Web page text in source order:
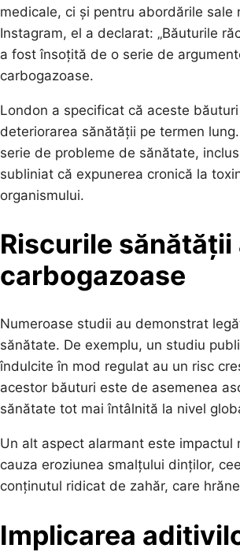
medicale, ci și pentru abordările
Instagram, el a declarat: „Băuturile
a fost însoțită de o serie de
carbogazoase.
London a specificat că aceste
deteriorarea sănătății pe termen
serie de probleme de sănătate,
subliniat că expunerea cronică la
organismului.
Riscurile
carbogazoase
Numeroase studii au demonstrat
sănătate. De exemplu, un studiu
îndulcite în mod regulat au un risc
acestor băuturi este de asemenea
sănătate tot mai întâlnită la nivel
Un alt aspect alarmant este
cauza eroziunea smalțului dinților,
conținutul ridicat de zahăr, care
Implicarea